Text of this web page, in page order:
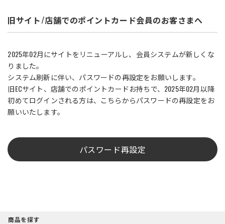
旧サイト/店舗でのポイントカード会員のお客さまへ
2025年02月にサイトをリニューアルし、会員システムが新しくな
りました。
システム刷新に伴い、パスワードの再設定をお願いします。
旧ECサイト、店舗でのポイントカードお持ちで、2025年02月以降
初めてログインされる方は、こちらからパスワードの再設定をお
願いいたします。
パスワード再設定
商品を探す